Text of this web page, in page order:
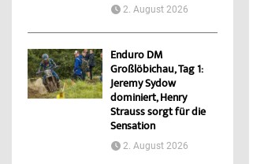
2. August 2026
Enduro DM
Großlöbichau, Tag 1:
Jeremy Sydow
dominiert, Henry
Strauss sorgt für die
Sensation
2. August 2026